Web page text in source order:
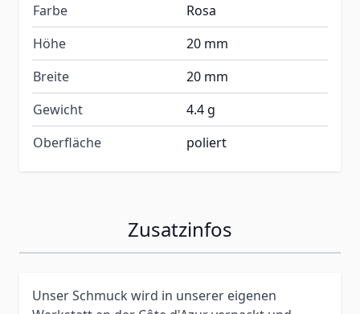
Farbe
Rosa
Höhe
20 mm
Breite
20 mm
Gewicht
4.4 g
Oberfläche
poliert
Zusatzinfos
Unser Schmuck wird in unserer eigenen